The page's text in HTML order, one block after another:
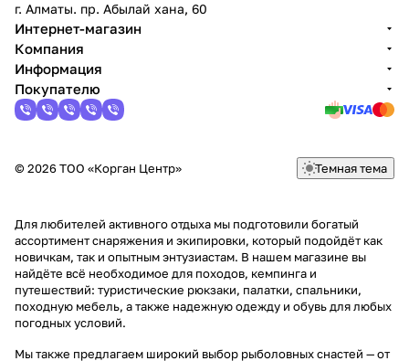
г. Алматы. пр. Абылай хана, 60
Интернет-магазин
Компания
Информация
Покупателю
© 2026 ТОО «Корган Центр» Темная тема
Для любителей активного отдыха мы подготовили богатый
ассортимент снаряжения и экипировки, который подойдёт как
новичкам, так и опытным энтузиастам. В нашем магазине вы
найдёте всё необходимое для походов, кемпинга и
путешествий: туристические рюкзаки, палатки, спальники,
походную мебель, а также надежную одежду и обувь для любых
погодных условий.
Мы также предлагаем широкий выбор рыболовных снастей — от